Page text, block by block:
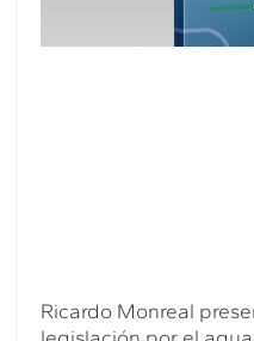
Ricardo Monreal